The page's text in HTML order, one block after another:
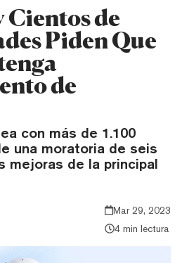
Cientos de
Piden Que
de
con más de 1.100
una moratoria de seis
mejoras de la principal
Mar 29, 2023
4 min lectura